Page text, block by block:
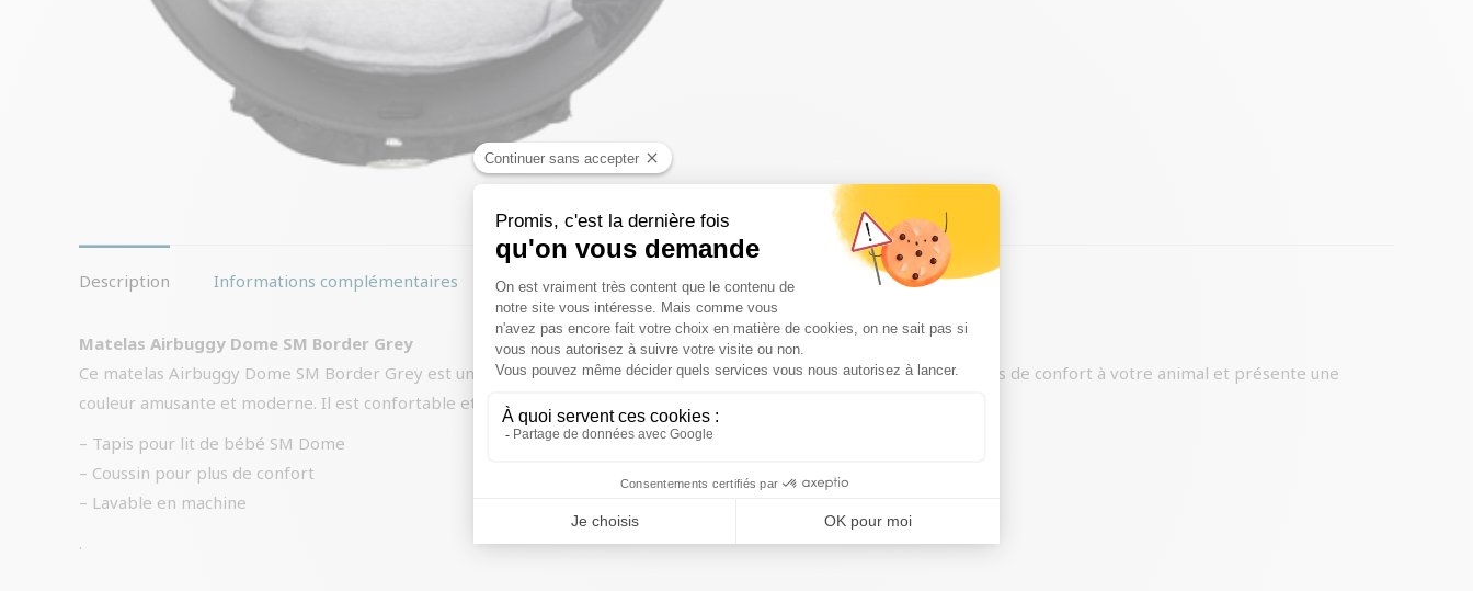
Description Informations complémentaires Avis (0)
Matelas Airbuggy Dome SM Border Grey
Ce matelas Airbuggy Dome SM Border Grey est un matelas spécial pour l’Airbuggy Dome Cot en SM. Ce tapis offre plus de confort à votre animal et présente une
couleur amusante et moderne. Il est confortable et hygiénique car il est lavable en machine.
– Tapis pour lit de bébé SM Dome
– Coussin pour plus de confort
– Lavable en machine
.